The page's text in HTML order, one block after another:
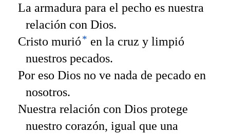
La armadura para el pecho es nuestra
relación con Dios.
Cristo murió* en la cruz y limpió
nuestros pecados.
Por eso Dios no ve nada de pecado en
nosotros.
Nuestra relación con Dios protege
nuestro corazón, igual que una